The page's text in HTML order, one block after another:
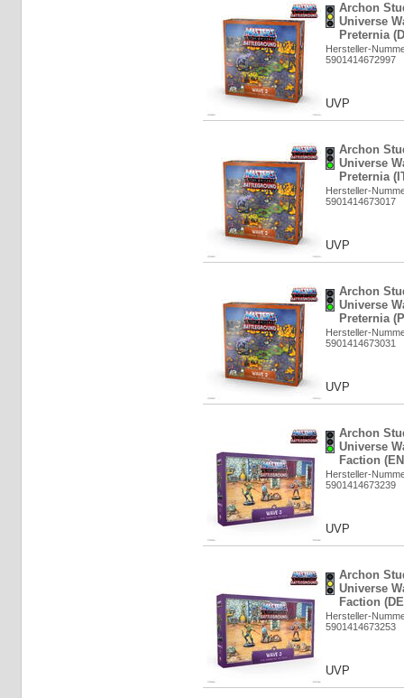
Archon
Universe
Preternia
Hersteller-
5901414672997
UVP
Archon
Universe
Preternia
Hersteller-
5901414673017
UVP
Archon
Universe
Preternia
Hersteller-
5901414673031
UVP
Archon
Universe
Faction
Hersteller-
5901414673239
UVP
Archon
Universe
Faction
Hersteller-
5901414673253
UVP